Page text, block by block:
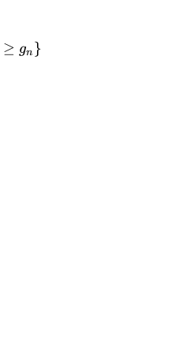
\mid p \geq g_n\}
≥ gn }